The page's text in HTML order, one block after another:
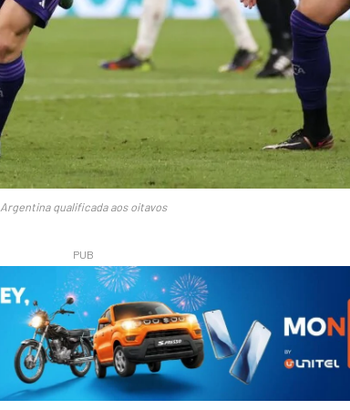
Argentina qualificada aos oitavos
PUB